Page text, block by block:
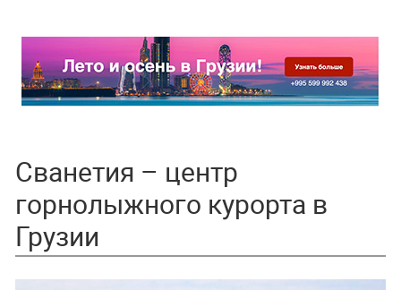
Сванетия – центр
горнолыжного курорта в
Грузии